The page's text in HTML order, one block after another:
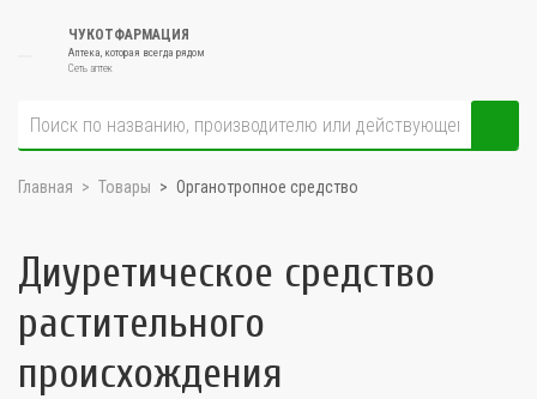
ЧУКОТФАРМАЦИЯ
Аптека, которая всегда рядом
Сеть аптек
Главная Товары Органотропное средство
Диуретическое средство
растительного
происхождения